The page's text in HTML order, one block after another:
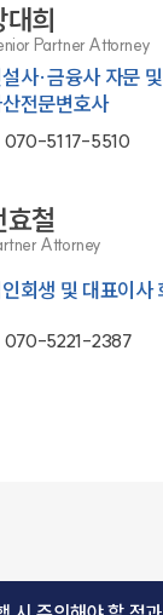
대희
Partner Attorney
사·금융사 자문
전문변호사
070-5117-5510
효철
Attorney
회생 및 대표이사
070-5221-2387